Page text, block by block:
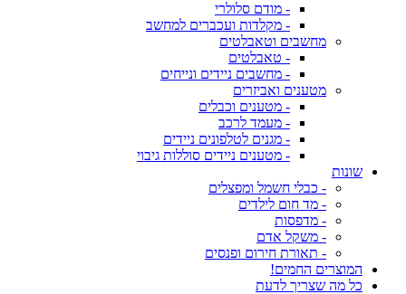
- מודם סלולרי
- מקלדות ועכברים למחשב
מחשבים וטאבלטים
- טאבלטים
- מחשבים ניידים ונייחים
מטענים ואביזרים
- מטענים וכבלים
- מעמד לרכב
- מגנים לטלפונים ניידים
- מטענים ניידים סוללות גיבוי
שונות
- כבלי חשמל ומפצלים
- מד חום לילדים
- מדפסות
- משקל אדם
- תאורת חירום ופנסים
המוצרים החמים!
כל מה שצריך לדעת